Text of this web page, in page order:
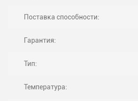
Поставка способности:
Гарантия:
Тип:
Температура: